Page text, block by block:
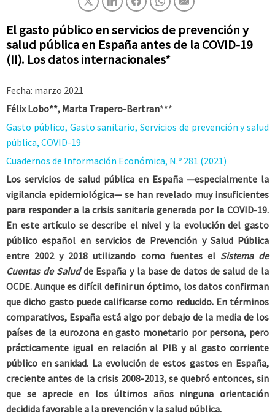
El gasto público en servicios de prevención y
salud pública en España antes de la COVID-19
(II). Los datos internacionales*
Fecha: marzo 2021
Félix Lobo**, Marta Trapero-Bertran***
Gasto público, Gasto sanitario, Servicios de prevención y salud
pública, COVID-19
Cuadernos de Información Económica, N.º 281 (2021)
Los servicios de salud pública en España —especialmente la
vigilancia epidemiológica— se han revelado muy insuficientes
para responder a la crisis sanitaria generada por la COVID-19.
En este artículo se describe el nivel y la evolución del gasto
público español en servicios de Prevención y Salud Pública
entre 2002 y 2018 utilizando como fuentes el Sistema de
Cuentas de Saludde España y la base de datos de salud de la
OCDE. Aunque es difícil definir un óptimo, los datos confirman
que dicho gasto puede calificarse como reducido. En términos
comparativos, España está algo por debajo de la media de los
países de la eurozona en gasto monetario por persona, pero
prácticamente igual en relación al PIB y al gasto corriente
público en sanidad. La evolución de estos gastos en España,
creciente antes de la crisis 2008-2013, se quebró entonces, sin
que se aprecie en los últimos años ninguna orientación
decidida favorable a la prevención y la salud pública.